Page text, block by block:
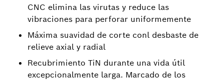
CNC elimina las virutas y reduce las
vibraciones para perforar uniformemente
Máxima suavidad de corte conl desbaste de
relieve axial y radial
Recubrimiento TiN durante una vida útil
excepcionalmente larga. Marcado de los